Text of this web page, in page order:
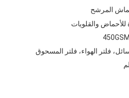
للأحماض والقلويات
فلتر الهواء، فلتر المسحوق